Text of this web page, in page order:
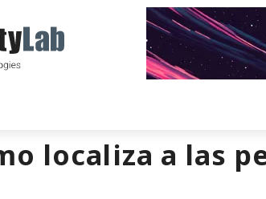
localiza a las